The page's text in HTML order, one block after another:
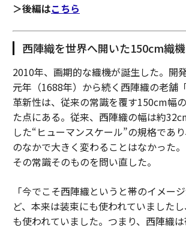
＞後編はこちら
西陣織を世界へ開いた150cm織機
2010年、画期的な織機が誕生した。開
元年（1688年）から続く西陣織の老舗
革新性は、従来の常識を覆す150cm幅
た点にある。従来、西陣織の幅は約
した“ヒューマンスケール”の規格であ
のなかで大きく変わることはなかった。
その常識そのものを問い直した。
「今でこそ西陣織というと帯のイメー
ど、本来は装束にも使われていました
も使われていました。つまり、西陣織は